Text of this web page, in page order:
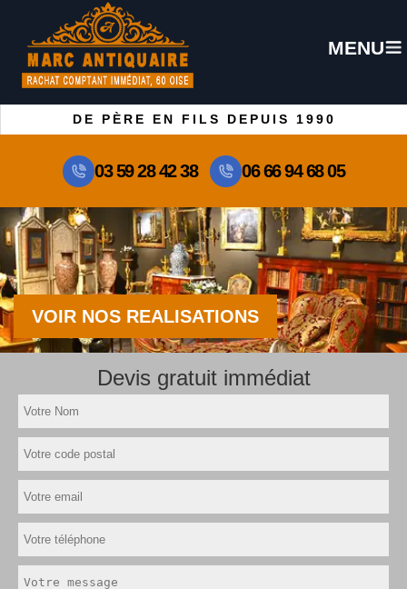
MENU
DE PÈRE EN FILS DEPUIS 1990
03 59 28 42 38 06 66 94 68 05
VOIR NOS REALISATIONS
Devis gratuit immédiat